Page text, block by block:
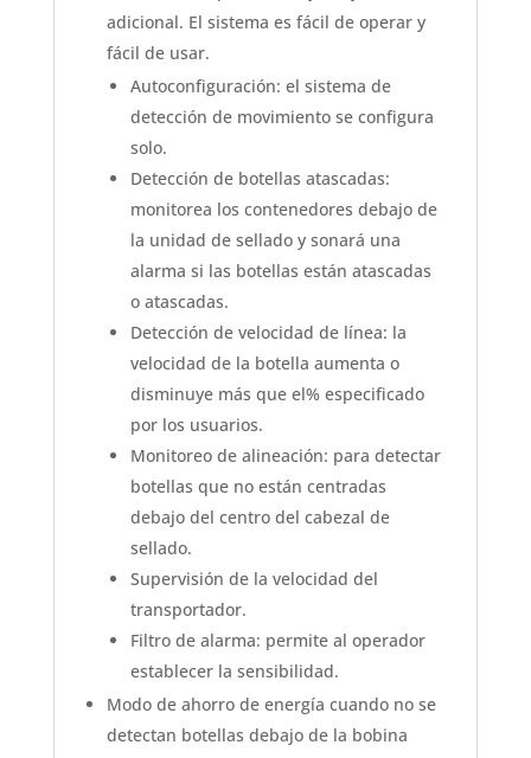
adicional. El sistema es fácil de operar y
fácil de usar.
Autoconfiguración: el sistema de
detección de movimiento se configura
solo.
Detección de botellas atascadas:
monitorea los contenedores debajo de
la unidad de sellado y sonará una
alarma si las botellas están atascadas
o atascadas.
Detección de velocidad de línea: la
velocidad de la botella aumenta o
disminuye más que el% especificado
por los usuarios.
Monitoreo de alineación: para detectar
botellas que no están centradas
debajo del centro del cabezal de
sellado.
Supervisión de la velocidad del
transportador.
Filtro de alarma: permite al operador
establecer la sensibilidad.
Modo de ahorro de energía cuando no se
detectan botellas debajo de la bobina